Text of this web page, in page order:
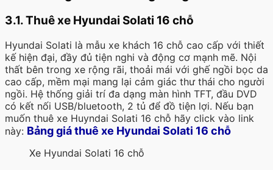
3.1. Thuê xe Hyundai Solati 16 chỗ
Hyundai Solati là mẫu xe khách 16 chỗ cao cấp với thiết
kế hiện đại, đầy đủ tiện nghi và động cơ mạnh mẽ. Nội
thất bên trong xe rộng rãi, thoải mái với ghế ngồi bọc da
cao cấp, mềm mại mang lại cảm giác thư thái cho người
ngồi. Hệ thống giải trí đa dạng màn hình TFT, đầu DVD
có kết nối USB/bluetooth, 2 tủ để đồ tiện lợi. Nếu bạn
muốn thuê xe Huyndai Solati 16 chỗ hãy click vào link
này: Bảng giá thuê xe Hyundai Solati 16 chỗ
Xe Hyundai Solati 16 chỗ